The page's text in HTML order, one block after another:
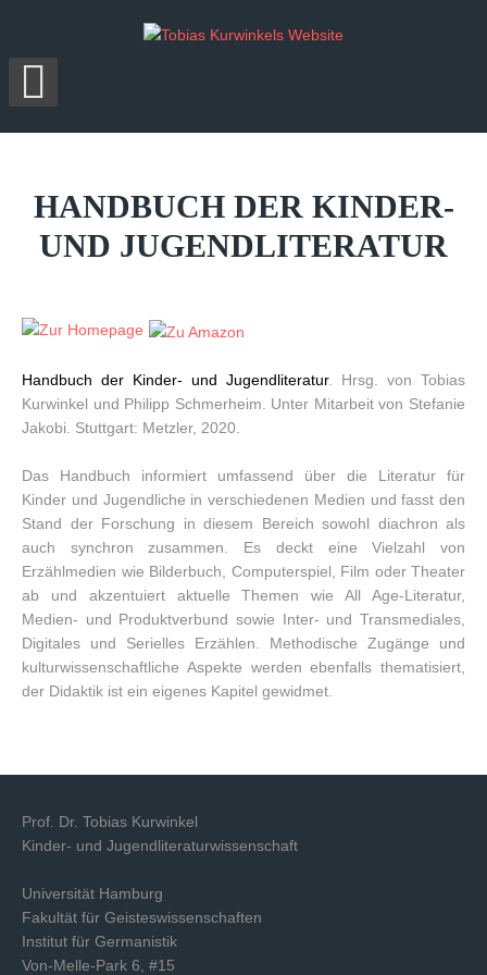
HANDBUCH DER KINDER-
UND JUGENDLITERATUR
Handbuch der Kinder- und Jugendliteratur. Hrsg. von Tobias
Kurwinkel und Philipp Schmerheim. Unter Mitarbeit von Stefanie
Jakobi. Stuttgart: Metzler, 2020.
Das Handbuch informiert umfassend über die Literatur für
Kinder und Jugendliche in verschiedenen Medien und fasst den
Stand der Forschung in diesem Bereich sowohl diachron als
auch synchron zusammen. Es deckt eine Vielzahl von
Erzählmedien wie Bilderbuch, Computerspiel, Film oder Theater
ab und akzentuiert aktuelle Themen wie All Age-Literatur,
Medien- und Produktverbund sowie Inter- und Transmediales,
Digitales und Serielles Erzählen. Methodische Zugänge und
kulturwissenschaftliche Aspekte werden ebenfalls thematisiert,
der Didaktik ist ein eigenes Kapitel gewidmet.
Prof. Dr. Tobias Kurwinkel
Kinder- und Jugendliteraturwissenschaft
Universität Hamburg
Fakultät für Geisteswissenschaften
Institut für Germanistik
Von-Melle-Park 6, #15